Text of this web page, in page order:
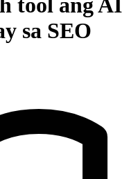
tool ang AI
sa SEO